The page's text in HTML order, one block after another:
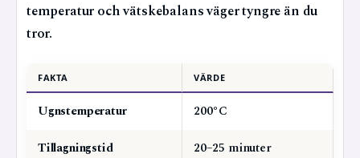
temperatur och vätskebalans väger tyngre än du
tror.
FAKTA VÄRDE
Ugnstemperatur
200°C
Tillagningstid
20–25 minuter